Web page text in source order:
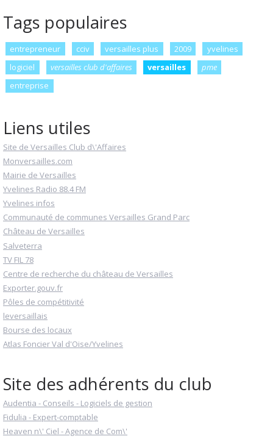
Tags populaires
entrepreneur cciv versailles plus 2009
yvelines
logiciel
versailles club d'affaires versailles
pme
entreprise
Liens utiles
Site de Versailles Club d\'Affaires
Monversailles.com
Mairie de Versailles
Yvelines Radio 88.4 FM
Yvelines infos
Communauté de communes Versailles Grand Parc
Château de Versailles
Salveterra
TV FIL 78
Centre de recherche du château de Versailles
Exporter.gouv.fr
Pôles de compétitivité
leversaillais
Bourse des locaux
Atlas Foncier Val d'Oise/Yvelines
Site des adhérents du club
Audentia - Conseils - Logiciels de gestion
Fidulia - Expert-comptable
Heaven n\' Ciel - Agence de Com\'